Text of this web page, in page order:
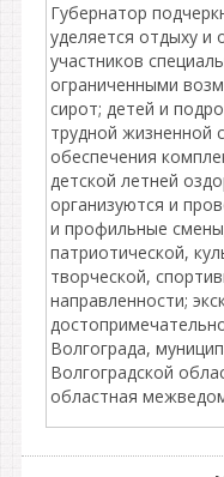
Губернатор
уделяется отдыху и
участников
ограниченными
сирот; детей и
трудной жизненной
обеспечения
детской летней
организуются и
и профильные
патриотической,
творческой,
направленности;
Волгограда,
Волгоградской
областная